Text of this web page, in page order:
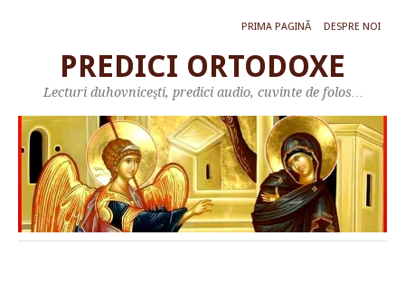
PRIMA PAGINĂ DESPRE NOI
PREDICI ORTODOXE
Lecturi duhovniceşti, predici audio, cuvinte de folos…